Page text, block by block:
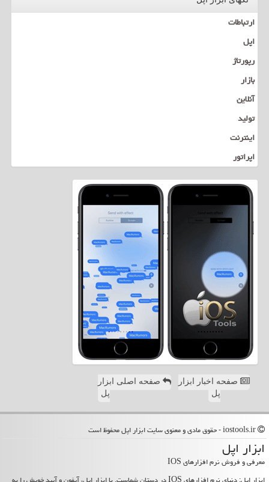
ارتباطات
اپل
رپورتاژ
بازار
آنلاین
تولید
اینترنت
اپراتور
صفحه اخبار ابزار
پل
صفحه اصلی ابزار
پل
ابزار اپل
معرفی و فروش نرم افزارهای IOS